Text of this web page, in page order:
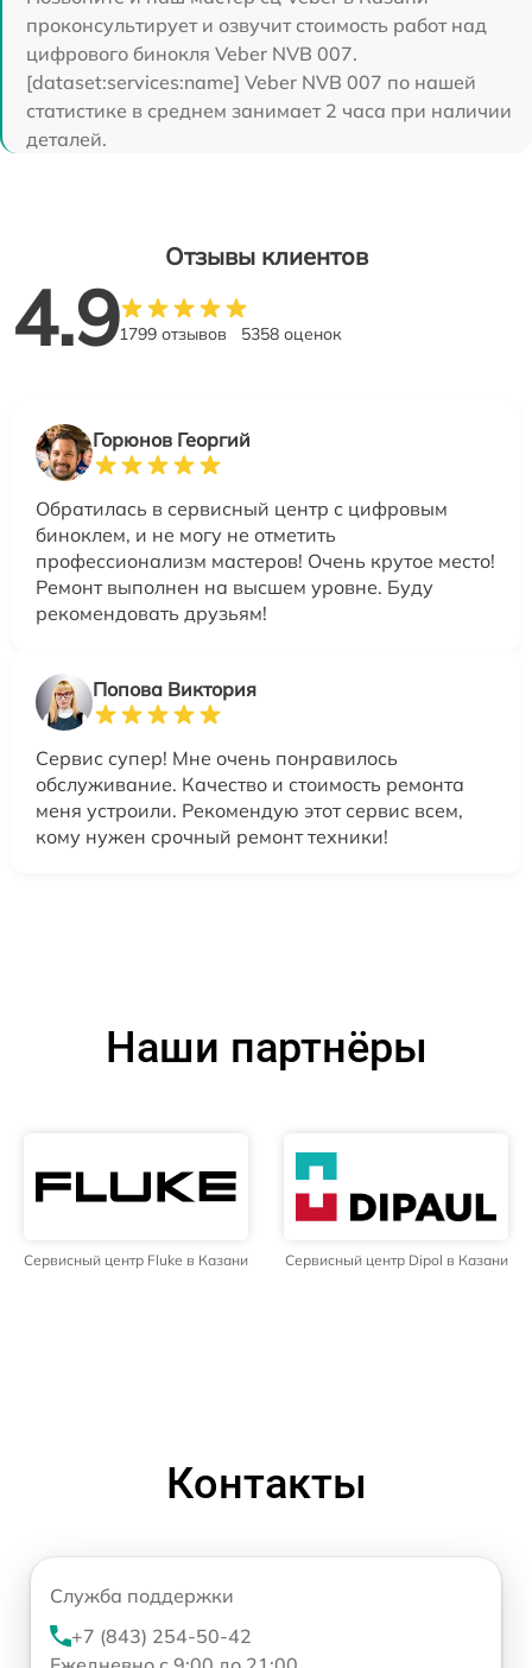
проконсультирует и озвучит стоимость работ над
цифрового бинокля Veber NVB 007.
[dataset:services:name] Veber NVB 007 по нашей
статистике в среднем занимает 2 часа при наличии
деталей.
Отзывы клиентов
4.91799 отзывов 5358 оценок
Горюнов Георгий
Обратилась в сервисный центр с цифровым
биноклем, и не могу не отметить
профессионализм мастеров! Очень крутое место!
Ремонт выполнен на высшем уровне. Буду
рекомендовать друзьям!
Попова Виктория
Сервис супер! Мне очень понравилось
обслуживание. Качество и стоимость ремонта
меня устроили. Рекомендую этот сервис всем,
кому нужен срочный ремонт техники!
Наши партнёры
Сервисный центр Fluke в Казани Сервисный центр Dipol в Казани
Контакты
Служба поддержки
+7 (843) 254-50-42